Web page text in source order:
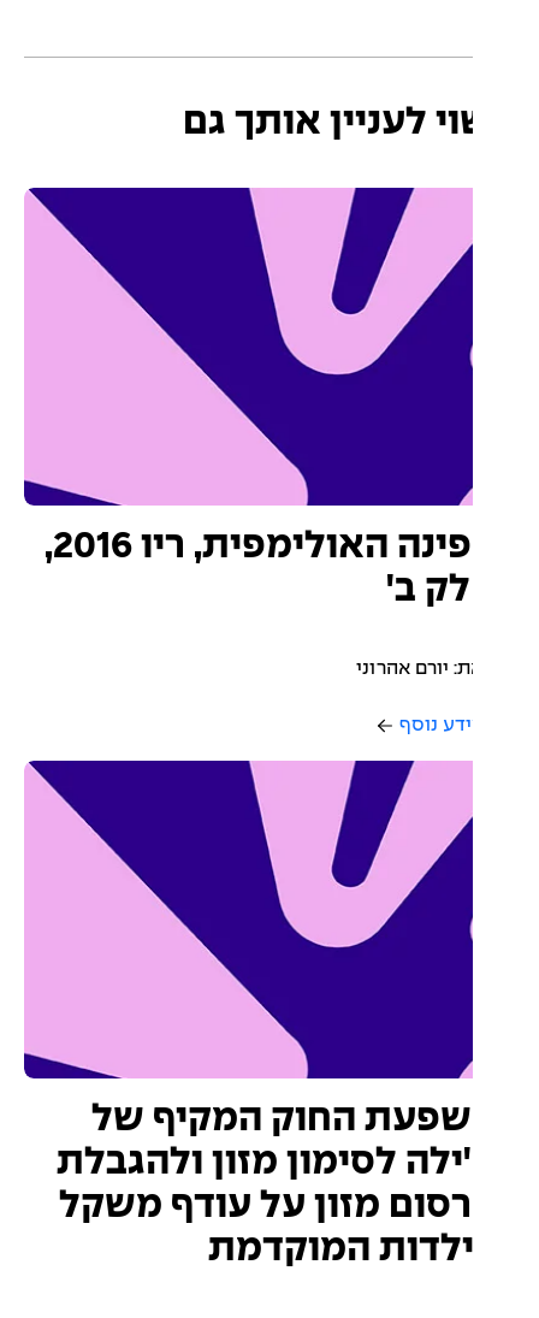
לעניין אותך גם
הפינה האולימפית, ריו 2016,
ב'
יורם אהרוני
נוסף
החוק המקיף של
לסימון מזון ולהגבלת
מזון על עודף משקל
המוקדמת